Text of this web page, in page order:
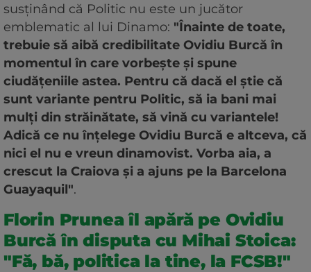
susținând că Politic nu este un jucător
emblematic al lui Dinamo: "Înainte de toate,
trebuie să aibă credibilitate Ovidiu Burcă în
momentul în care vorbește și spune
ciudățeniile astea. Pentru că dacă el știe că
sunt variante pentru Politic, să ia bani mai
mulți din străinătate, să vină cu variantele!
Adică ce nu înțelege Ovidiu Burcă e altceva, că
nici el nu e vreun dinamovist. Vorba aia, a
crescut la Craiova și a ajuns pe la Barcelona
Guayaquil".
Florin Prunea îl apără pe Ovidiu
Burcă în disputa cu Mihai Stoica:
"Fă, bă, politica la tine, la FCSB!"